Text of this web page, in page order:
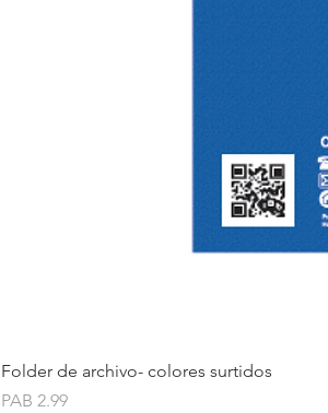
Folder de archivo- colores surtidos
Price
PAB 2.99